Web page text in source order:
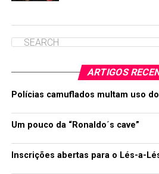
ARTIGOS
Polícias camuflados multam uso
Um pouco da “Ronaldo´s cave”
Inscrições abertas para o Lés-a-